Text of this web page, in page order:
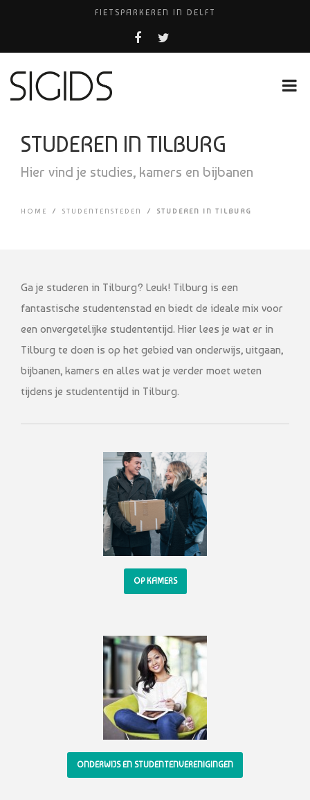
FIETSPARKEREN IN DELFT
PIZZERIA POMPEÏ ￼
BELEEF DE MAGIE VAN FILM BIJ KINEPOLIS
STUDEREN IN TILBURG
Hier vind je studies, kamers en bijbanen
HOME / STUDENTENSTEDEN / STUDEREN IN TILBURG
Ga je studeren in Tilburg? Leuk! Tilburg is een
fantastische studentenstad en biedt de ideale mix voor
een onvergetelijke studententijd. Hier lees je wat er in
Tilburg te doen is op het gebied van onderwijs, uitgaan,
bijbanen, kamers en alles wat je verder moet weten
tijdens je studententijd in Tilburg.
OP KAMERS
ONDERWIJS EN STUDENTENVERENIGINGEN